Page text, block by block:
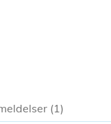
1